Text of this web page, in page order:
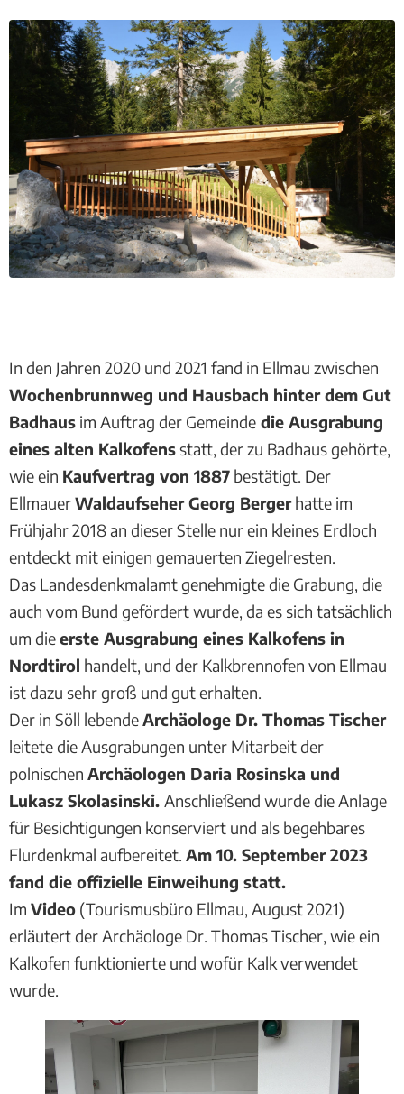
In den Jahren 2020 und 2021 fand in Ellmau zwischen
Wochenbrunnweg und Hausbach hinter dem Gut
Badhaus im Auftrag der Gemeinde die Ausgrabung
eines alten Kalkofensstatt, der zu Badhaus gehörte,
wie ein Kaufvertrag von 1887 bestätigt. Der
EllmauerWaldaufseher Georg Bergerhatte im
Frühjahr 2018 an dieser Stelle nur ein kleines Erdloch
entdeckt mit einigen gemauerten Ziegelresten.
Das Landesdenkmalamt genehmigte die Grabung, die
auch vom Bund gefördert wurde, da es sich tatsächlich
um dieerste Ausgrabung eines Kalkofens in
Nordtirol handelt, und der Kalkbrennofen von Ellmau
ist dazu sehr groß und gut erhalten.
Der in Söll lebendeArchäologe Dr. Thomas Tischer
leitete die Ausgrabungen unter Mitarbeit der
polnischen Archäologen Daria Rosinska und
Lukasz Skolasinski. Anschließend wurde die Anlage
für Besichtigungen konserviert und als begehbares
Flurdenkmal aufbereitet. Am 10. September 2023
fand die offizielle Einweihung statt.
Im Video (Tourismusbüro Ellmau, August 2021)
erläutert der Archäologe Dr. Thomas Tischer, wie ein
Kalkofen funktionierte und wofür Kalk verwendet
wurde.